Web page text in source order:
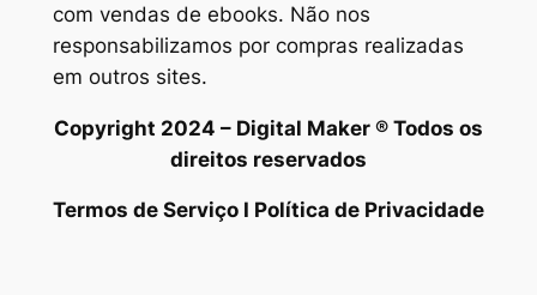
com vendas de ebooks. Não nos
responsabilizamos por compras realizadas
em outros sites.
Copyright 2024 – Digital Maker ® Todos os
direitos reservados
Termos de Serviço I Política de Privacidade